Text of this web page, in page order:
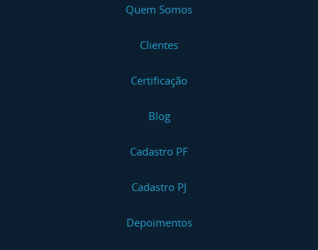
Quem Somos
Clientes
Certificação
Blog
Cadastro PF
Cadastro PJ
Depoimentos